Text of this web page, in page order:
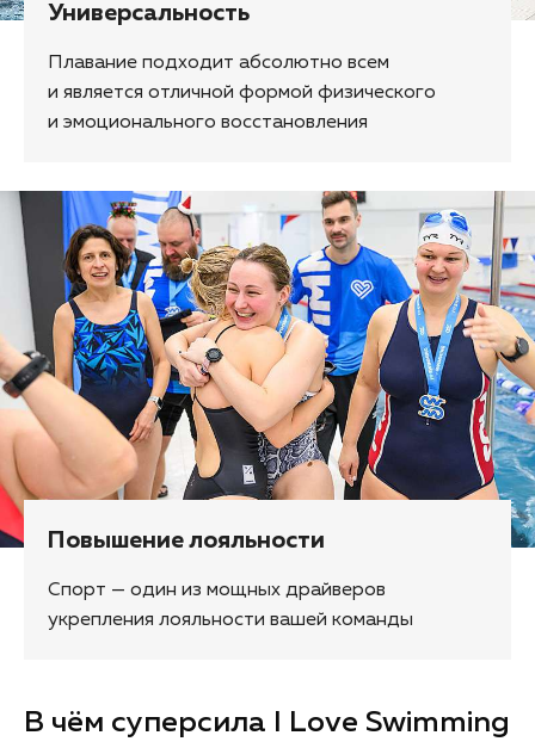
Универсальность
Плавание подходит абсолютно всем
и является отличной формой физического
и эмоционального восстановления
Повышение лояльности
Спорт — один из мощных драйверов
укрепления лояльности вашей команды
В чём суперсила I Love Swimming